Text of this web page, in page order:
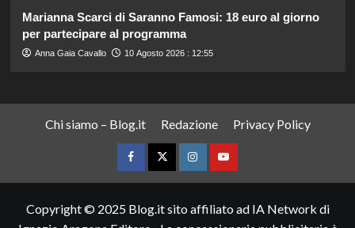
Marianna Scarci di Saranno Famosi: 18 euro al giorno
per partecipare al programma
Anna Gaia Cavallo 10 Agosto 2026 : 12:55
Chi siamo – Blog.it Redazione Privacy Policy
FacebookTwitterInstagramYouTube
Copyright © 2025 Blog.it sito affiliato ad IA Network di